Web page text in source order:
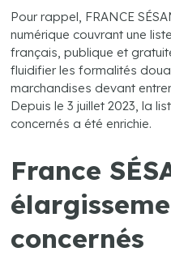
Pour rappel, FRANCE
numérique couvrant une
français, publique et
fluidifier les formalités
marchandises devant
Depuis le 3 juillet 2023, la
concernés a été enrichie.
France
concernés